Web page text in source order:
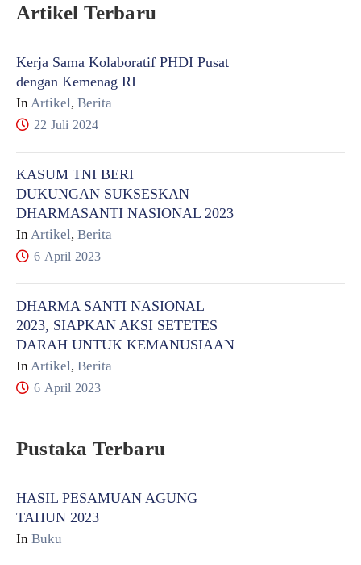
Artikel Terbaru
Kerja Sama Kolaboratif PHDI Pusat
dengan Kemenag RI
In Artikel, Berita
22 Juli 2024
KASUM TNI BERI
DUKUNGAN SUKSESKAN
DHARMASANTI NASIONAL 2023
In Artikel, Berita
6 April 2023
DHARMA SANTI NASIONAL
2023, SIAPKAN AKSI SETETES
DARAH UNTUK KEMANUSIAAN
In Artikel, Berita
6 April 2023
Pustaka Terbaru
HASIL PESAMUAN AGUNG
TAHUN 2023
In Buku